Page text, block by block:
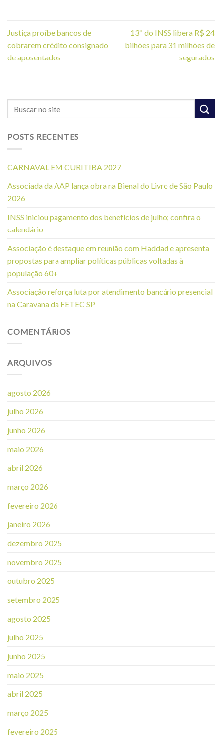
Justiça proíbe bancos de
cobrarem crédito consignado
de aposentados
13º do INSS libera R$ 24
bilhões para 31 milhões de
segurados
POSTS RECENTES
CARNAVAL EM CURITIBA 2027
Associada da AAP lança obra na Bienal do Livro de São Paulo
2026
INSS iniciou pagamento dos benefícios de julho; confira o
calendário
Associação é destaque em reunião com Haddad e apresenta
propostas para ampliar políticas públicas voltadas à
população 60+
Associação reforça luta por atendimento bancário presencial
na Caravana da FETEC SP
COMENTÁRIOS
ARQUIVOS
agosto 2026
julho 2026
junho 2026
maio 2026
abril 2026
março 2026
fevereiro 2026
janeiro 2026
dezembro 2025
novembro 2025
outubro 2025
setembro 2025
agosto 2025
julho 2025
junho 2025
maio 2025
abril 2025
março 2025
fevereiro 2025